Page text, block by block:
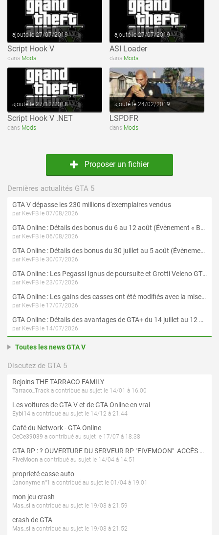
ajouté le 27/07/2019
Script Hook V
dans Mods
ajouté le 27/07/2019
ASI Loader
dans Mods
voir ce fichier
ajouté le 27/12/2018
Script Hook V .NET
dans Mods
voir ce fichier
ajouté le 24/02/2019
LSPDFR
dans Mods
Proposer un fichier
Dernières actualités GTA 5
GTA V dépasse les 230 millions d'exemplaires vendus
par KevFB le 07/08/2026
GTA Online : Détails des bonus du 6 au 12 août (Évènement « Braquages de l'été » - Suite et fin)
par KevFB le 06/08/2026
GTA Online : Détails des bonus du 30 juillet au 5 août (Évènement « Braquages d'été »)
par KevFB le 30/07/2026
GTA Online : Les Pegassi Ignus de poursuite et Grotti Veleno GT sont maintenant disponibles
par KevFB le 23/07/2026
GTA Online : Les gains des casses ont été modifiés avec la mise à jour « Le Braquage du Kortz Center »
par KevFB le 17/07/2026
GTA Online : Détails des avantages de GTA+ du 14 juillet au 12 août
par KevFB le 14/07/2026
Toutes les news GTA V
Discutez de GTA 5
Rejoins THE TARRACO FAMILY
Tarraco_Track a contribué au sujet le 14/01 à 16:00
Les voitures de GTA V et de GTA Online en vrai
Eybi14 a contribué au sujet le 14/12 à 21:44
Café du Network - GTA Online
CeCe39039 a contribué au sujet le 17/07 à 18:38
GTA RP : ? OUVERTURE DU SERVEUR RP "FIVEMOON"  ACCÈS LIBRE ?
FiveMoon a contribué au sujet le 14/04 à 14:51
proprieté casse auto
L'anonyme n°1 a contribué au sujet le 01/04 à 19:01
mon jeu crash
Mas_si a contribué au sujet le 19/03 à 21:59
crash de GTA
Mas_si a contribué au sujet le 19/03 à 21:52